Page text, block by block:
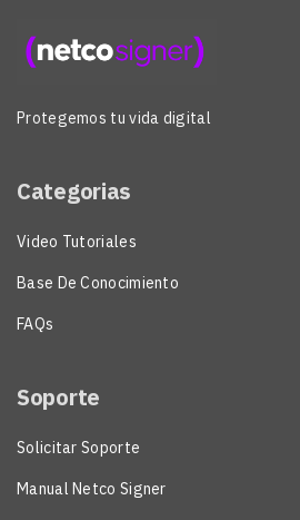
Protegemos tu vida digital
Categorias
Video Tutoriales
Base De Conocimiento
FAQs
Soporte
Solicitar Soporte
Manual Netco Signer